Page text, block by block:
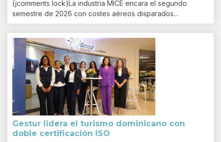
{jcomments lock}La industria MICE encara el segundo
semestre de 2026 con costes aéreos disparados...
Gestur lidera el turismo dominicano con
doble certificación ISO